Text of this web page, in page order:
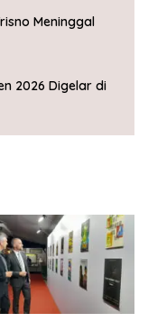
Meninggal
2026 Digelar di